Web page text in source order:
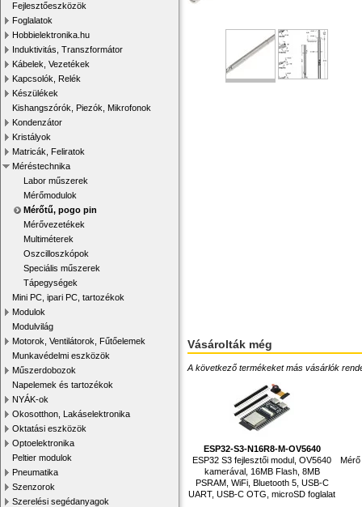
Fejlesztőeszközök
Foglalatok
Hobbielektronika.hu
Induktivitás, Transzformátor
Kábelek, Vezetékek
Kapcsolók, Relék
Készülékek
Kishangszórók, Piezók, Mikrofonok
Kondenzátor
Kristályok
Matricák, Feliratok
Méréstechnika
Labor műszerek
Mérőmodulok
Mérőtű, pogo pin
Mérővezetékek
Multiméterek
Oszcilloszkópok
Speciális műszerek
Tápegységek
Mini PC, ipari PC, tartozékok
Modulok
Modulvilág
Motorok, Ventilátorok, Fűtőelemek
Munkavédelmi eszközök
Műszerdobozok
Napelemek és tartozékok
NYÁK-ok
Okosotthon, Lakáselektronika
Oktatási eszközök
Optoelektronika
Peltier modulok
Pneumatika
Szenzorok
Szerelési segédanyagok
Vásárolták még
A következő termékeket más vásárlók
ESP32-S3-N16R8-M-OV5640
ESP32 S3 fejlesztői modul, OV5640
kamerával, 16MB Flash, 8MB
PSRAM, WiFi, Bluetooth 5, USB-C
UART, USB-C OTG, microSD foglalat
Mérő